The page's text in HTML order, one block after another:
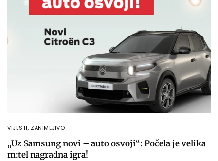
VIJESTI, ZANIMLJIVO
„Uz Samsung novi – auto osvoji“: Počela je velika
m:tel nagradna igra!